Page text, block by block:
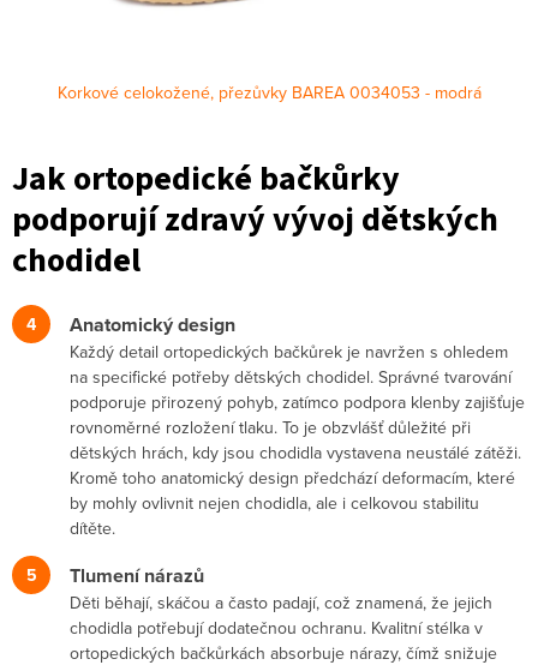
Korkové celokožené, přezůvky BAREA 0034053 - modrá
Jak ortopedické bačkůrky
podporují zdravý vývoj dětských
chodidel
Anatomický design
Každý detail ortopedických bačkůrek je navržen s ohledem
na specifické potřeby dětských chodidel. Správné tvarování
podporuje přirozený pohyb, zatímco podpora klenby zajišťuje
rovnoměrné rozložení tlaku. To je obzvlášť důležité při
dětských hrách, kdy jsou chodidla vystavena neustálé zátěži.
Kromě toho anatomický design předchází deformacím, které
by mohly ovlivnit nejen chodidla, ale i celkovou stabilitu
dítěte.
Tlumení nárazů
Děti běhají, skáčou a často padají, což znamená, že jejich
chodidla potřebují dodatečnou ochranu. Kvalitní stélka v
ortopedických bačkůrkách absorbuje nárazy, čímž snižuje